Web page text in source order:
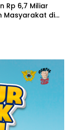
Rp 6,7 Miliar
Masyarakat di